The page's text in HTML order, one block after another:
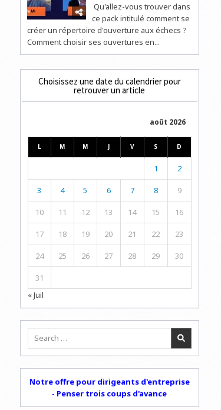
Qu'allez-vous trouver dans
ce pack intitulé comment se
créer un répertoire d'ouverture aux échecs ?
Comment choisir ses ouvertures en...
Choisissez une date du calendrier pour
retrouver un article
août 2026
L M M J V S D
1 2
3 4 5 6 7 8 9
10 11 12 13 14 15 16
17 18 19 20 21 22 23
24 25 26 27 28 29 30
31
« Juil
Search
Notre offre pour dirigeants d'entreprise
- Penser trois coups d'avance